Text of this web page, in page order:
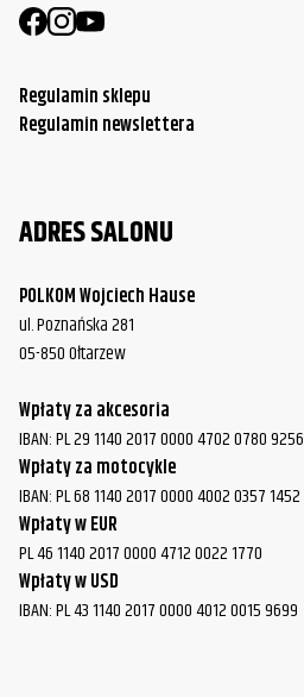
Regulamin sklepu
Regulamin newslettera
ADRES SALONU
POLKOM Wojciech Hause
ul. Poznańska 281
05-850 Ołtarzew
Wpłaty za akcesoria
IBAN: PL 29 1140 2017 0000 4702 0780 9256
Wpłaty za motocykle
IBAN: PL 68 1140 2017 0000 4002 0357 1452
Wpłaty w EUR
PL 46 1140 2017 0000 4712 0022 1770
Wpłaty w USD
IBAN: PL 43 1140 2017 0000 4012 0015 9699